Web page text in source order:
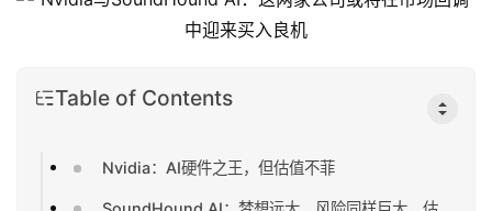
Table of Contents
Nvidia：AI硬件之王，但估值不菲